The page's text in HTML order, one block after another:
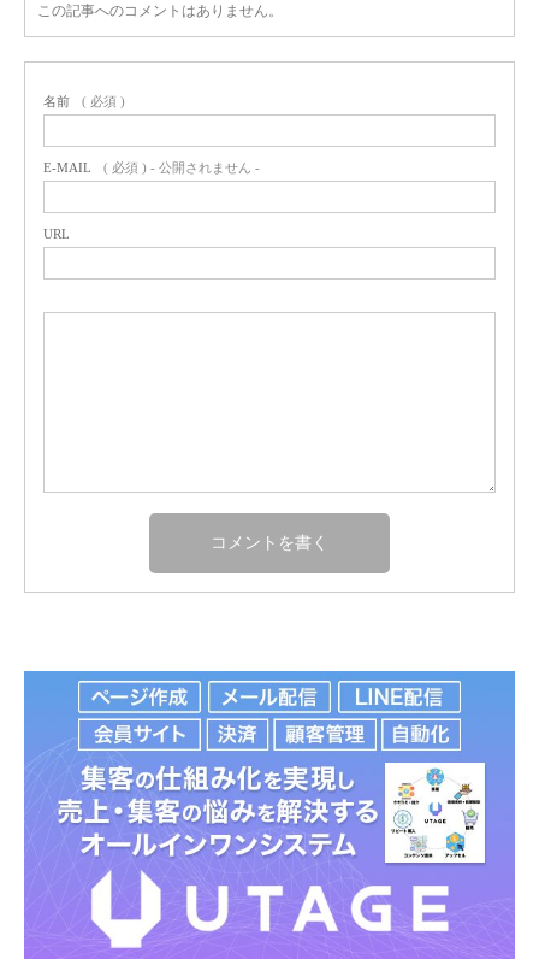
この記事へのコメントはありません。
名前 ( 必須 )
E-MAIL ( 必須 ) - 公開されません -
URL